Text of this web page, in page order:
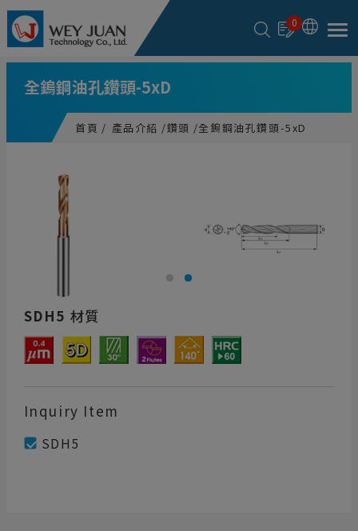
0
全鎢鋼油孔鑽頭-5xD
首頁 產品介紹 鑽頭 全鎢鋼油孔鑽頭-5xD
SDH5 材質
Inquiry Item
SDH5
Cookie管理面板